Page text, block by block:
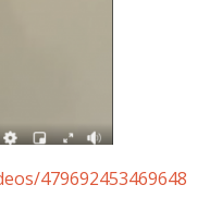
479692453469648